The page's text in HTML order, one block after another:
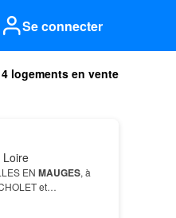
Se connecter
logements en vente
EN MAUGES, à
et